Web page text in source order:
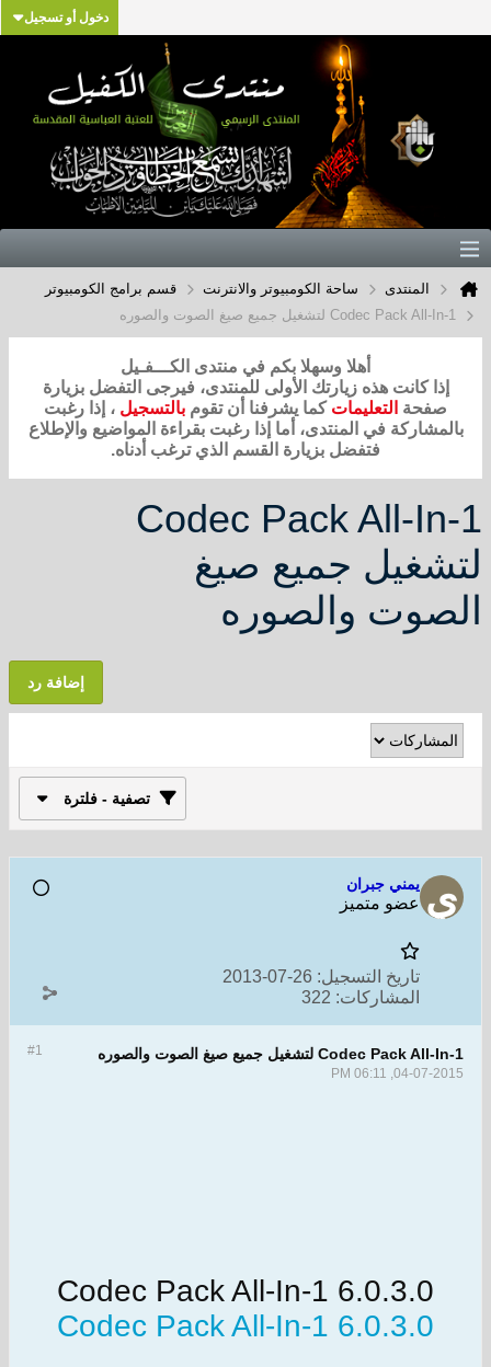
دخول أو تسجيل
المنتدى ساحة الكومبيوتر والانترنت
قسم برامج الكومبيوتر
Codec Pack All-In-1 لتشغيل جميع صيغ الصوت والصوره
أهلا وسهلا بكم في منتدى الكـــفـيل
إذا كانت هذه زيارتك الأولى للمنتدى، فيرجى التفضل بزيارة
صفحة التعليمات كما يشرفنا أن تقوم بالتسجيل ، إذا رغبت
بالمشاركة في المنتدى، أما إذا رغبت بقراءة المواضيع والإطلاع
فتفضل بزيارة القسم الذي ترغب أدناه.
Codec Pack All-In-1
لتشغيل جميع صيغ
الصوت والصوره
إضافة رد
تصفية - فلترة
يمني جبران
عضو متميز
تاريخ التسجيل: 26-07-2013
المشاركات: 322
#1 Codec Pack All-In-1 لتشغيل جميع صيغ الصوت والصوره
04-07-2015, 06:11 PM
Codec Pack All-In-1 6.0.3.0
Codec Pack All-In-1 6.0.3.0